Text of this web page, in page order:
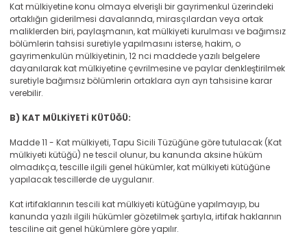
Kat mülkiyetine konu olmaya elverişli bir gayrimenkul üzerindeki
ortaklığın giderilmesi davalarında, mirasçılardan veya ortak
maliklerden biri, paylaşmanın, kat mülkiyeti kurulması ve bağımsız
bölümlerin tahsisi suretiyle yapılmasını isterse, hakim, o
gayrimenkulün mülkiyetinin, 12 nci maddede yazılı belgelere
dayanılarak kat mülkiyetine çevrilmesine ve paylar denkleştirilmek
suretiyle bağımsız bölümlerin ortaklara ayrı ayrı tahsisine karar
verebilir.
B) KAT MÜLKİYETİ KÜTÜĞÜ:
Madde 11 - Kat mülkiyeti, Tapu Sicili Tüzüğüne göre tutulacak (Kat
mülkiyeti kütüğü) ne tescil olunur, bu kanunda aksine hüküm
olmadıkça, tescille ilgili genel hükümler, kat mülkiyeti kütüğüne
yapılacak tescillerde de uygulanır.
Kat irtifaklarının tescili kat mülkiyeti kütüğüne yapılmayıp, bu
kanunda yazılı ilgili hükümler gözetilmek şartıyla, irtifak haklarının
tesciline ait genel hükümlere göre yapılır.